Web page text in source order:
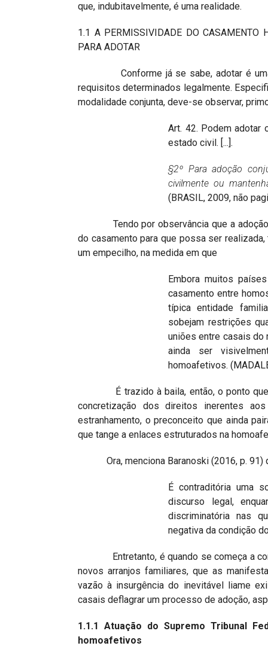
que, indubitavelmente, é uma realidade.
1.1 A PERMISSIVIDADE DO CASAMENTO
PARA ADOTAR
Conforme já se sabe, adotar é uma
requisitos determinados legalmente.
modalidade conjunta, deve-se observar,
Art. 42. Podem adotar
estado civil. [...].
§2º Para adoção
civilmente ou
(BRASIL, 2009, não
Tendo por observância que a adoção,
do casamento para que possa ser
um empecilho, na medida em que
Embora muitos
casamento entre
típica entidade
sobejam restrições
uniões entre casais do
ainda ser
homoafetivos.
É trazido à baila, então, o ponto que
concretização dos direitos inerentes
estranhamento, o preconceito que ainda
que tange a enlaces estruturados na
Ora, menciona Baranoski (2016, p. 91)
É contraditória uma
discurso legal,
discriminatória nas
negativa da condição
Entretanto, é quando se começa a
novos arranjos familiares, que as
vazão à insurgência do inevitável liame
casais deflagrar um processo de adoção,
1.1.1 Atuação do Supremo Tribunal
homoafetivos